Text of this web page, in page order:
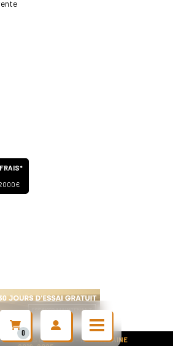
0
DROITS RÉSERVÉS - HIFI VAUDAINE